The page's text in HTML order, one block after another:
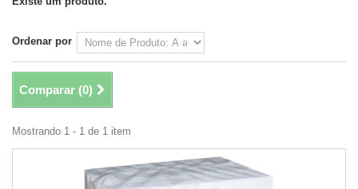
Ordenar por
Comparar (0)
Mostrando 1 - 1 de 1 item